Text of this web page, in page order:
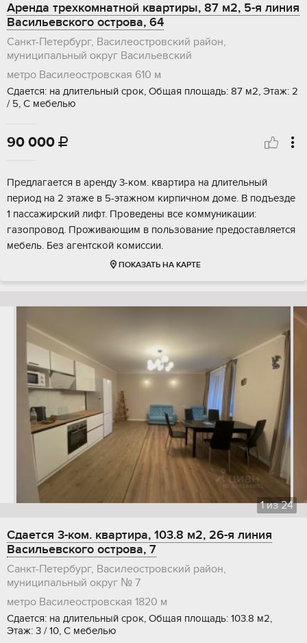
Аренда трехкомнатной квартиры, 87 м2, 5-я линия
Васильевского острова, 64
Санкт-Петербург, Василеостровский район,
муниципальный округ Васильевский
метро Василеостровская 610 м
Сдается: на длительный срок, Общая площадь: 87 м2, Этаж: 2
/ 5, С мебелью
90 000 
Предлагается в аренду 3-ком. квартира на длительный
период на 2 этаже в 5-этажном кирпичном доме. В подъезде
1 пассажирский лифт. Проведены все коммуникации:
газопровод. Проживающим в пользование предоставляется
мебель. Без агентской комиссии.
ПОКАЗАТЬ НА КАРТЕ
1из24
Сдается 3-ком. квартира, 103.8 м2, 26-я линия
Васильевского острова, 7
Санкт-Петербург, Василеостровский район,
муниципальный округ № 7
метро Василеостровская 1820 м
Сдается: на длительный срок, Общая площадь: 103.8 м2,
Этаж: 3 / 10, С мебелью